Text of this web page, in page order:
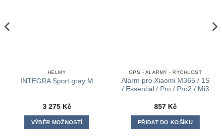
HELMY
INTEGRA Sport gray M
3 275 Kč
VÝBĚR MOŽNOSTÍ
GPS - ALARMY - RYCHLOST
Alarm pro Xiaomi M365 / 1S
/ Essential / Pro / Pro2 / Mi3
857 Kč
PŘIDAT DO KOŠÍKU